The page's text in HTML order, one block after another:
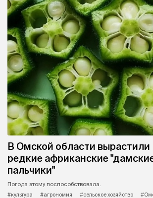
В Омской области вырастили
редкие африканские
пальчики"
Погода этому поспособствовала.
#культура
#агрономия #сельское хозяйство